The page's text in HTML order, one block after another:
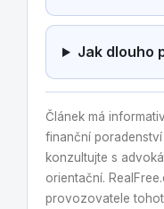
Jak dlouho
Článek má
finanční
konzultujte s
orientační.
provozovatele